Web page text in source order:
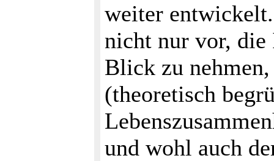
weiter
nicht nur vor, die
Blick zu
(theoretisch
und wohl auch